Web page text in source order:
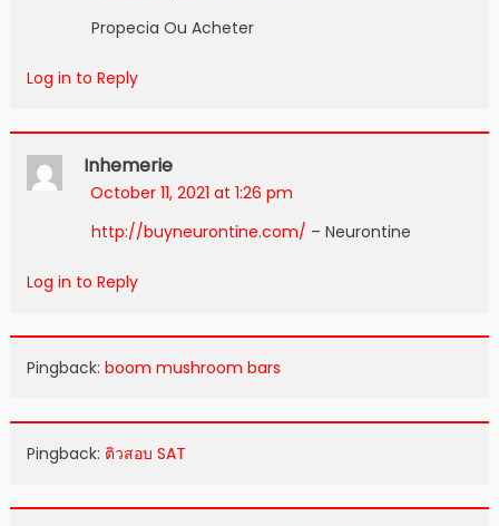
Propecia Ou Acheter
Log in to Reply
Inhemerie
October 11, 2021 at 1:26 pm
http://buyneurontine.com/ – Neurontine
Log in to Reply
Pingback: boom mushroom bars
Pingback: ติวสอบ SAT